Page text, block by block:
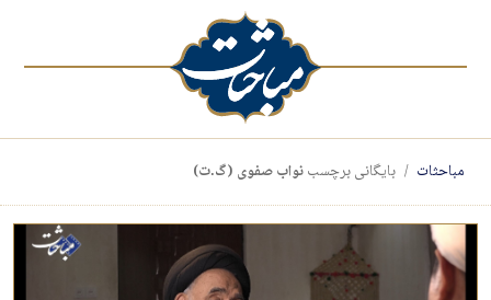
مباحثات بایگانی برچسبنواب صفوی (گ.ت)